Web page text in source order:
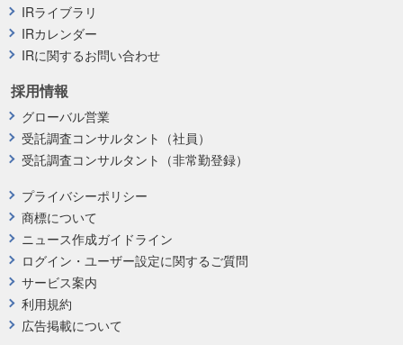
プライバシーポリシー
商標について
ニュース作成ガイドライン
ログイン・ユーザー設定に関するご質問
サービス案内
利用規約
広告掲載について
採用情報
グローバル営業
受託調査コンサルタント（社員）
受託調査コンサルタント（非常勤登録）
IRライブラリ
IRカレンダー
IRに関するお問い合わせ